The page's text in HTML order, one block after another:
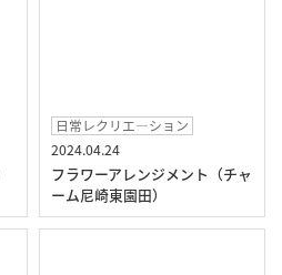
日常レクリエ―ション
2024.04.24
フラワーアレンジメント（チャ
ーム尼崎東園田）